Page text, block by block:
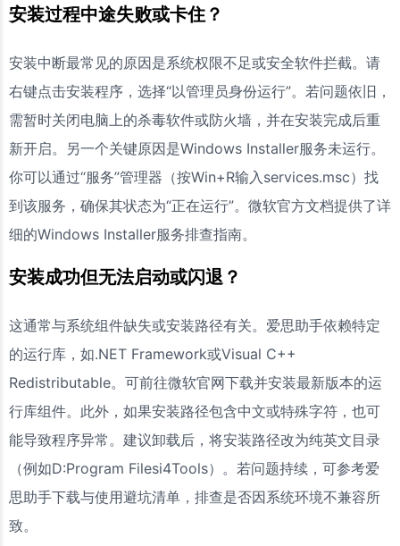
安装过程中途失败或卡住？
安装中断最常见的原因是系统权限不足或安全软件拦截。请
右键点击安装程序，选择“以管理员身份运行”。若问题依旧，
需暂时关闭电脑上的杀毒软件或防火墙，并在安装完成后重
新开启。另一个关键原因是Windows Installer服务未运行。
你可以通过“服务”管理器（按Win+R输入services.msc）找
到该服务，确保其状态为“正在运行”。微软官方文档提供了详
细的Windows Installer服务排查指南。
安装成功但无法启动或闪退？
这通常与系统组件缺失或安装路径有关。爱思助手依赖特定
的运行库，如.NET Framework或Visual C++
Redistributable。可前往微软官网下载并安装最新版本的运
行库组件。此外，如果安装路径包含中文或特殊字符，也可
能导致程序异常。建议卸载后，将安装路径改为纯英文目录
（例如D:Program Filesi4Tools）。若问题持续，可参考爱
思助手下载与使用避坑清单，排查是否因系统环境不兼容所
致。